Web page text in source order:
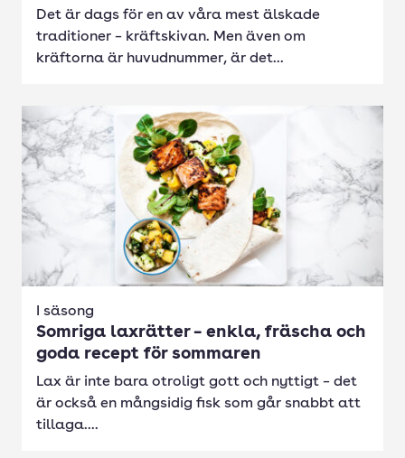
Det är dags för en av våra mest älskade
traditioner – kräftskivan. Men även om
kräftorna är huvudnummer, är det...
I säsong
Somriga laxrätter – enkla, fräscha och
goda recept för sommaren
Lax är inte bara otroligt gott och nyttigt – det
är också en mångsidig fisk som går snabbt att
tillaga....